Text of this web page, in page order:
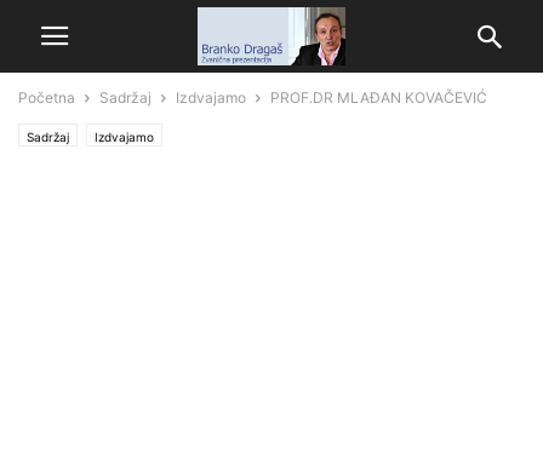
Početna Sadržaj Izdvajamo PROF.DR MLAĐAN KOVAČEVIĆ
Sadržaj Izdvajamo